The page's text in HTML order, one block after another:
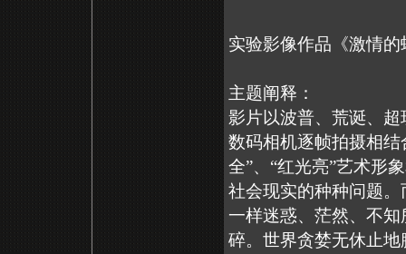
实验影像作品《激情的
主题阐释：
影片以波普、荒诞、
数码相机逐帧拍摄相
全”、“红光亮”艺术形
社会现实的种种问题
一样迷惑、茫然、不
碎。世界贪婪无休止